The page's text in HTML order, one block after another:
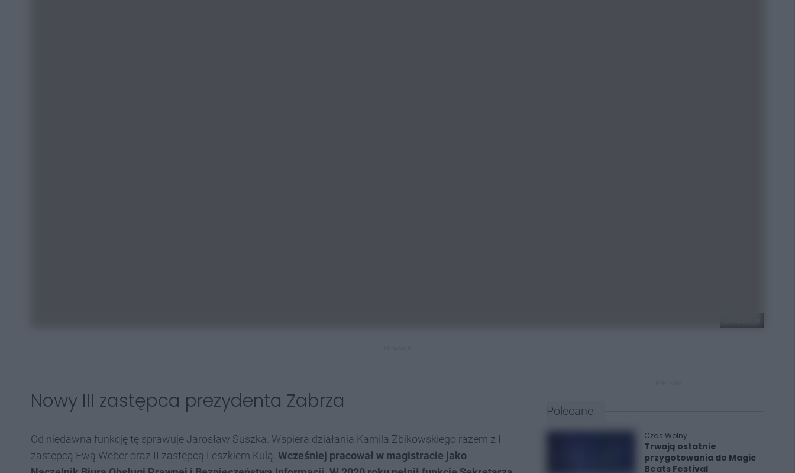
Nowy III zastępca prezydenta Zabrza
Od niedawna funkcję tę sprawuje Jarosław Suszka. Wspiera działania Kamila Żbikowskiego razem z I
zastępcą Ewą Weber oraz II zastępcą Leszkiem Kulą. Wcześniej pracował w magistracie jako
Polecane
Czas Wolny
Trwają ostatnie
przygotowania do Magic
Beats Festival